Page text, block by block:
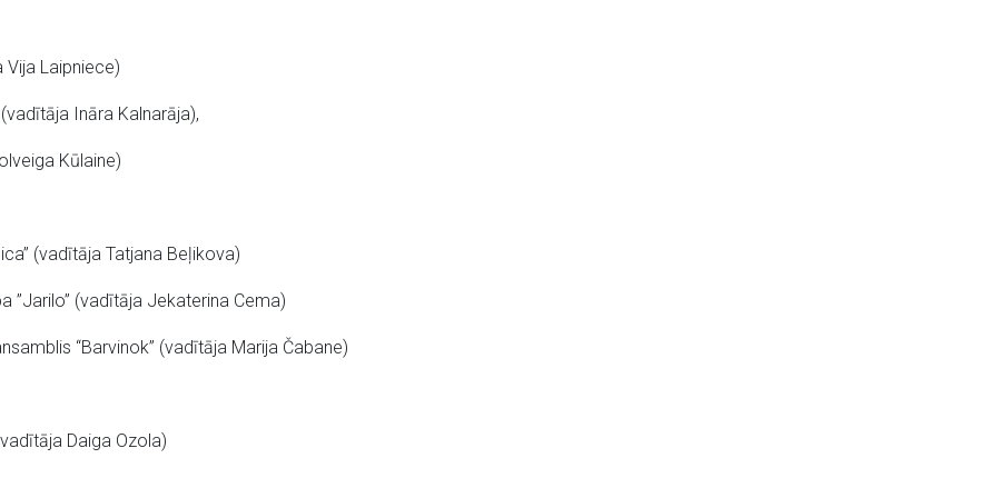
Vija Laipniece)
Ināra Kalnarāja),
Kūlaine)
(vadītāja Tatjana Beļikova)
”Jarilo” (vadītāja Jekaterina Cema)
“Barvinok” (vadītāja Marija Čabane)
Daiga Ozola)